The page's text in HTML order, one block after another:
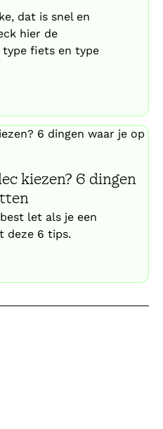
dat is snel en
hier de
fiets en type
kiezen? 6 dingen
let als je een
deze 6 tips.